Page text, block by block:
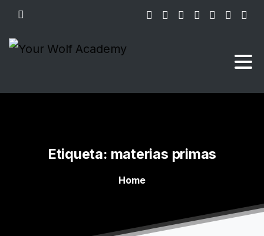
Etiqueta: materias primas
Home